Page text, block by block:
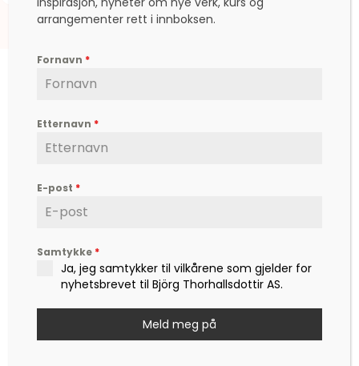
Björg er en etterspurt kunstner, inspirator,
hverdagsfilosofi, om livet, lykken, sorg, kjærlighet,
og ikke minst mot – til å leve det livet som vi
Kontakt
post@bjoerg.no
Sider
arrangementer rett i innboksen.
Fornavn *
Etternavn *
E-post *
Samtykke *
Ja, jeg samtykker til vilkårene som gjelder for
nyhetsbrevet til Björg Thorhallsdottir AS.
Meld meg på